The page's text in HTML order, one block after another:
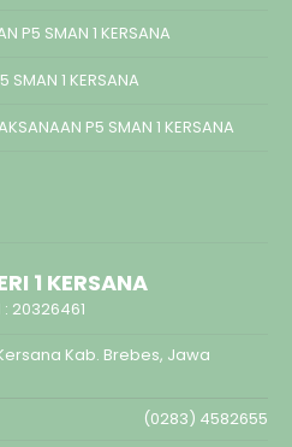
P5 SMAN 1 KERSANA
SMAN 1 KERSANA
P5 SMAN 1 KERSANA
1 KERSANA
: 20326461
Kab. Brebes, Jawa
(0283) 4582655